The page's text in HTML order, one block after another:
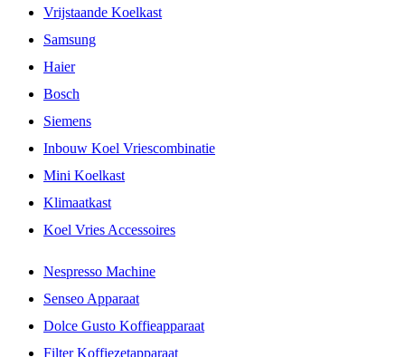
Vrijstaande Koelkast
Samsung
Haier
Bosch
Siemens
Inbouw Koel Vriescombinatie
Mini Koelkast
Klimaatkast
Koel Vries Accessoires
Nespresso Machine
Senseo Apparaat
Dolce Gusto Koffieapparaat
Filter Koffiezetapparaat